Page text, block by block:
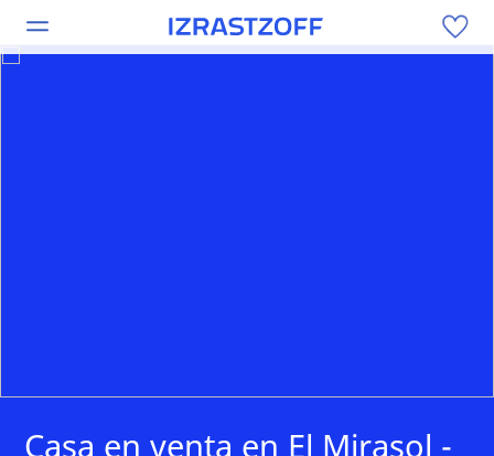
Casa en venta en El Mirasol -